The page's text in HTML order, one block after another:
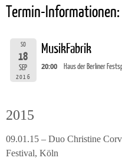
Termin-Informationen:
SO
18
SEP
2016
MusikFabrik
20:00 Haus der Berliner
2015
09.01.15 – Duo Christine
Festival, Köln